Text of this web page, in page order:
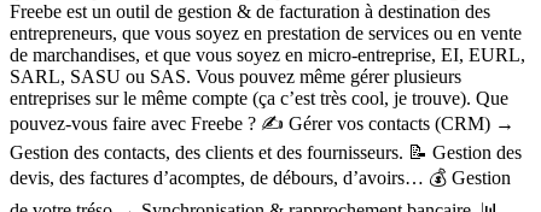
Freebe est un outil de gestion & de facturation à destination des
entrepreneurs, que vous soyez en prestation de services ou en vente
de marchandises, et que vous soyez en micro-entreprise, EI, EURL,
SARL, SASU ou SAS. Vous pouvez même gérer plusieurs
entreprises sur le même compte (ça c’est très cool, je trouve). Que
pouvez-vous faire avec Freebe ? ✍️ Gérer vos contacts (CRM) →
Gestion des contacts, des clients et des fournisseurs. 📝 Gestion des
devis, des factures d’acomptes, de débours, d’avoirs… 💰 Gestion